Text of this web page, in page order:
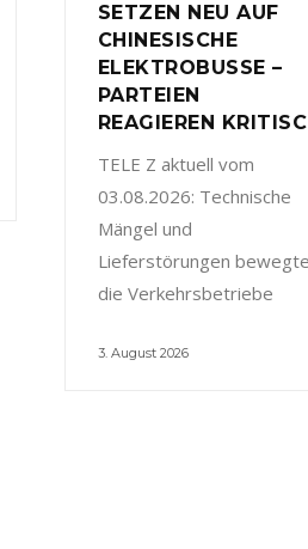
SETZEN NEU AUF
CHINESISCHE
ELEKTROBUSSE –
PARTEIEN
REAGIEREN
TELE Z aktuell vom
03.08.2026: Technische
Mängel und
Lieferstörungen
die Verkehrsbetriebe
3. August 2026